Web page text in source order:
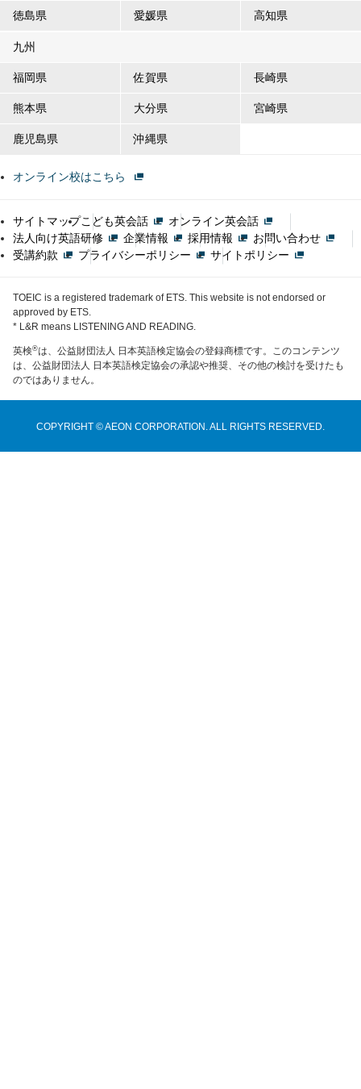
徳島県 愛媛県 高知県
九州
福岡県 佐賀県 長崎県
熊本県 大分県 宮崎県
鹿児島県 沖縄県
オンライン校はこちら
サイトマップこども英会話
オンライン英会話
法人向け英語研修
企業情報 採用情報
お問い合わせ
受講約款
プライバシーポリシー サイトポリシー
TOEIC is a registered trademark of ETS. This website is not endorsed or
approved by ETS.
* L&R means LISTENING AND READING.
英検®は、公益財団法人 日本英語検定協会の登録商標です。このコンテンツ
は、公益財団法人 日本英語検定協会の承認や推奨、その他の検討を受けたも
のではありません。
COPYRIGHT © AEON CORPORATION. ALL RIGHTS RESERVED.